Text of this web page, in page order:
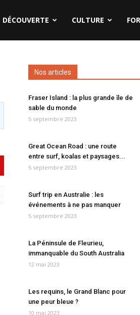
DÉCOUVERTE CULTURE
Nos articles
Fraser Island : la plus grande île de
sable du monde
5 septembre 2023
Great Ocean Road : une route
entre surf, koalas et paysages...
5 septembre 2023
Surf trip en Australie : les
événements à ne pas manquer
5 septembre 2023
La Péninsule de Fleurieu,
immanquable du South Australia
12 mai 2023
Les requins, le Grand Blanc pour
une peur bleue ?
10 mai 2023